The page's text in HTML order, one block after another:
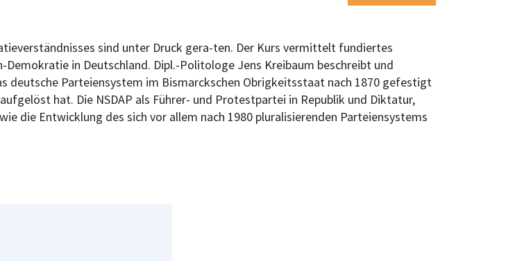
sind unter Druck gera-ten. Der Kurs vermittelt fundiertes
in Deutschland. Dipl.-Politologe Jens Kreibaum beschreibt und
deutsche Parteiensystem im Bismarckschen Obrigkeitsstaat nach 1870 gefestigt
hat. Die NSDAP als Führer- und Protestpartei in Republik und Diktatur,
die Entwicklung des sich vor allem nach 1980 pluralisierenden Parteiensystems